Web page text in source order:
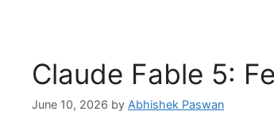
Claude Fable 5:
June 10, 2026 by Abhishek Paswan